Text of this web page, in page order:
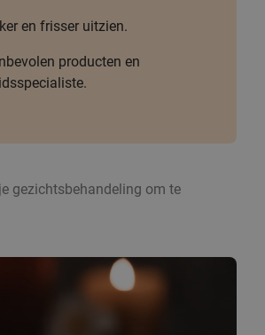
en frisser uitzien.
producten en
gezichtsbehandeling om te